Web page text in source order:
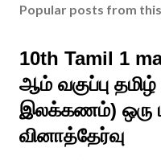
Popular posts from
10th Tamil 1
ஆம் வகுப்பு
இலக்கணம்) ஒரு
வினாத்தேர்வு